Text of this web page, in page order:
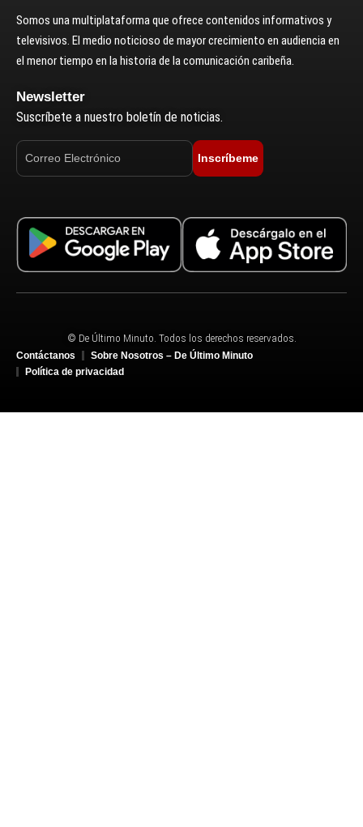
Somos una multiplataforma que ofrece contenidos informativos y
televisivos. El medio noticioso de mayor crecimiento en audiencia en
el menor tiempo en la historia de la comunicación caribeña.
Newsletter
Suscríbete a nuestro boletín de noticias.
Inscríbeme
© De Último Minuto. Todos los derechos reservados.
Contáctanos
Sobre Nosotros – De Último Minuto
Política de privacidad